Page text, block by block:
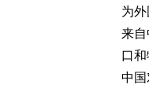
为
来
口
中